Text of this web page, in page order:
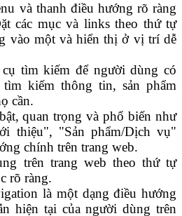
và thanh điều hướng rõ ràng
các mục và links theo thứ tự
vào một và hiển thị ở vị trí dễ
tìm kiếm để người dùng có
tìm kiếm thông tin, sản phẩm
cần.
quan trọng và phổ biến như
thiệu", "Sản phẩm/Dịch vụ"
chính trên trang web.
trên trang web theo thứ tự
rõ ràng.
là một dạng điều hướng
hiện tại của người dùng trên